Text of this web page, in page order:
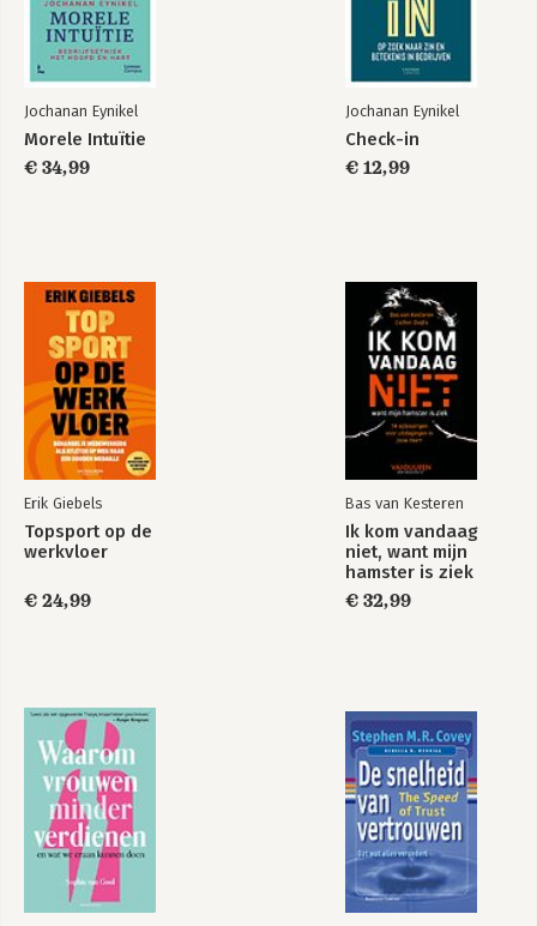
onder meer voor TEDx, Gartner,
Pepisco, ... Daarnaast begeleidt hij als
facilitator teams en leiders rond
bedrijfsethische thema’s en in het
ontwikkelen van een waardengedreven
Check-in
Eindnoten
Jochanan Eynikel
Morele Intuïtie
€ 34,99
Jochanan Eynikel
Check-in
€ 12,99
Erik Giebels
Topsport op de
werkvloer
€ 24,99
Bas van Kesteren
Ik kom vandaag
niet, want mijn
hamster is ziek
€ 32,99